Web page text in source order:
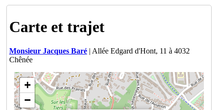
Carte et trajet
Monsieur Jacques Baré| Allée Edgard d'Hont, 11 à 4032
Chênée
+
−